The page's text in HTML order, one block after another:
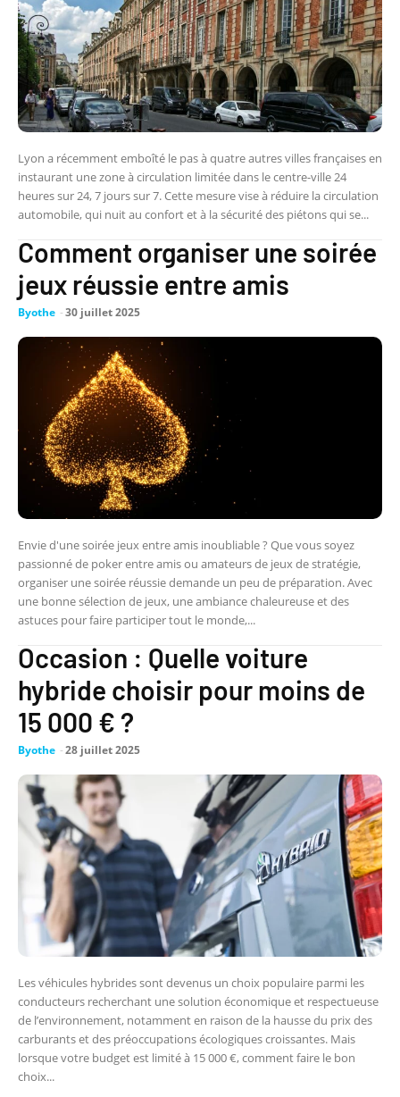
Lyon a récemment emboîté le pas à quatre autres villes françaises en
instaurant une zone à circulation limitée dans le centre-ville 24
heures sur 24, 7 jours sur 7. Cette mesure vise à réduire la circulation
automobile, qui nuit au confort et à la sécurité des piétons qui se...
Comment organiser une soirée
jeux réussie entre amis
Byothe -30 juillet 2025
Envie d'une soirée jeux entre amis inoubliable ? Que vous soyez
passionné de poker entre amis ou amateurs de jeux de stratégie,
organiser une soirée réussie demande un peu de préparation. Avec
une bonne sélection de jeux, une ambiance chaleureuse et des
astuces pour faire participer tout le monde,...
Occasion : Quelle voiture
hybride choisir pour moins de
15 000 € ?
Byothe -28 juillet 2025
Les véhicules hybrides sont devenus un choix populaire parmi les
conducteurs recherchant une solution économique et respectueuse
de l’environnement, notamment en raison de la hausse du prix des
carburants et des préoccupations écologiques croissantes. Mais
lorsque votre budget est limité à 15 000 €, comment faire le bon
choix...